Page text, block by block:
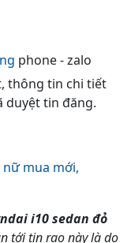
phone - zalo
thông tin chi tiết
duyệt tin đăng.
nữ mua mới,
i10 sedan đỏ
tới tin rao này là do